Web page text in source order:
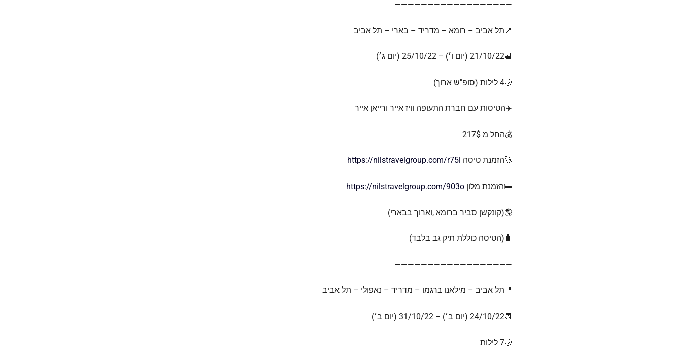
——————————————————
📍תל אביב – רומא – מדריד – בארי – תל אביב
📆21/10/22 (יום ו׳) – 25/10/22 (יום ג׳)
🌙4 לילות (סופ"ש ארוך)
✈️הטיסות עם חברת התעופה וויז אייר ורייאן אייר
💰החל מ 217$
🚀הזמנת טיסה https://nilstravelgroup.com/r75l
🛏️הזמנת מלון https://nilstravelgroup.com/903o
🌎(קונקשן סביר ברומא ,וארוך בבארי)
🧳(הטיסה כוללת תיק גב בלבד)
——————————————————
📍תל אביב – מילאנו ברגמו – מדריד – נאפולי – תל אביב
📆24/10/22 (יום ב׳) – 31/10/22 (יום ב׳)
🌙7 לילות